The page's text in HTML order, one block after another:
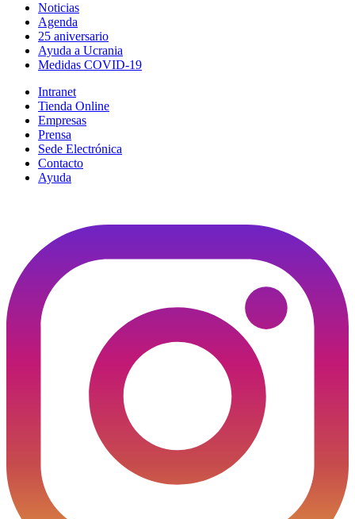
Noticias
Agenda
25 aniversario
Ayuda a Ucrania
Medidas COVID-19
Intranet
Tienda Online
Empresas
Prensa
Sede Electrónica
Contacto
Ayuda